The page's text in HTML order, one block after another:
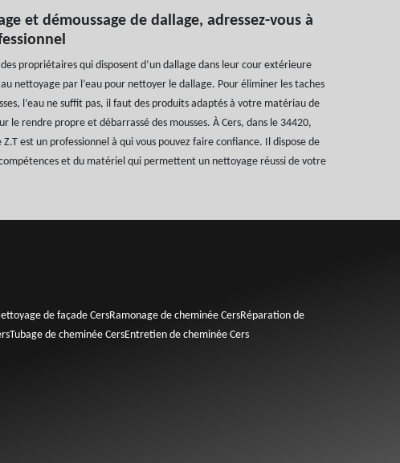
et démoussage de dallage, adressez-vous à
propriétaires qui disposent d’un dallage dans leur cour extérieure
nettoyage par l’eau pour nettoyer le dallage. Pour éliminer les taches
l’eau ne suffit pas, il faut des produits adaptés à votre matériau de
le rendre propre et débarrassé des mousses. À Cers, dans le 34420,
Z.T est un professionnel à qui vous pouvez faire confiance. Il dispose de
et du matériel qui permettent un nettoyage réussi de votre
de façade CersRamonage de cheminée CersRéparation de
Tubage de cheminée CersEntretien de cheminée Cers